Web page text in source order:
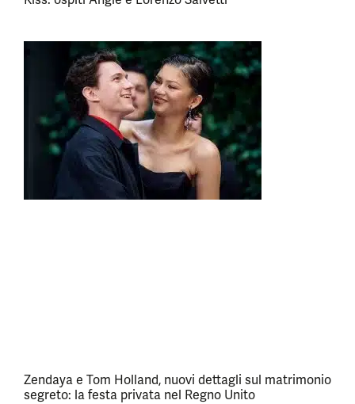
Zendaya e Tom Holland, nuovi dettagli sul matrimonio
segreto: la festa privata nel Regno Unito